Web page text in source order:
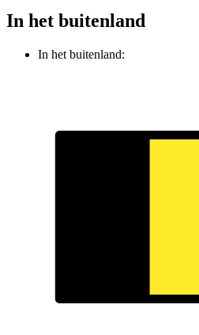
In het buitenland
In het buitenland: